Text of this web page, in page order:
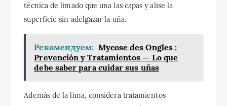
técnica de limado que una las capas y alise la
superficie sin adelgazar la uña.
Рекомендуем: Mycose des Ongles :
Prevención y Tratamientos — Lo que
debe saber para cuidar sus uñas
Además de la lima, considera tratamientos